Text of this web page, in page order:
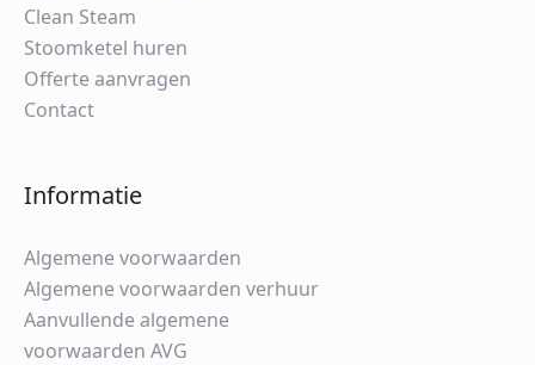
Clean Steam
Stoomketel huren
Offerte aanvragen
Contact
Informatie
Algemene voorwaarden
Algemene voorwaarden verhuur
Aanvullende algemene
voorwaarden AVG